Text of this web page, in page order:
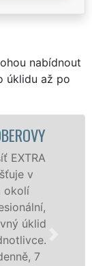
nabídnout
úklidu až po